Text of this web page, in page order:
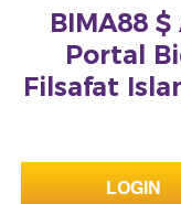
Loading...BIMA88
Portal
Filsafat
LOGIN